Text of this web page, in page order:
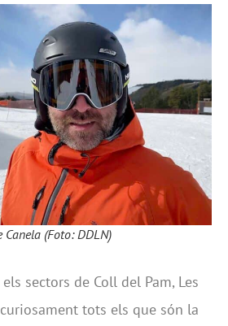
Canela (Foto: DDLN)
sectors de Coll del Pam, Les
tots els que són la